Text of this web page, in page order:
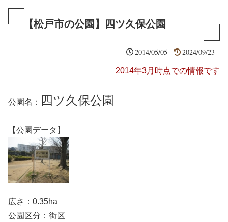
【松戸市の公園】四ツ久保公園
2014/05/05 2024/09/23
2014年3月時点での情報です
公園名： 四ツ久保公園
【公園データ】
広さ：0.35ha
公園区分：街区